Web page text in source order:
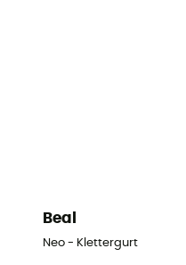
Beal
Neo - Klettergurt